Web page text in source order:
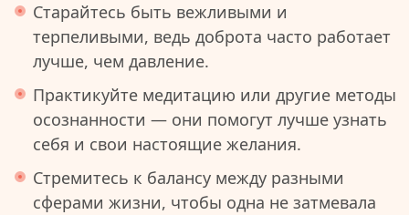
Старайтесь быть вежливыми и
терпеливыми, ведь доброта часто работает
лучше, чем давление.
Практикуйте медитацию или другие методы
осознанности — они помогут лучше узнать
себя и свои настоящие желания.
Стремитесь к балансу между разными
сферами жизни, чтобы одна не затмевала